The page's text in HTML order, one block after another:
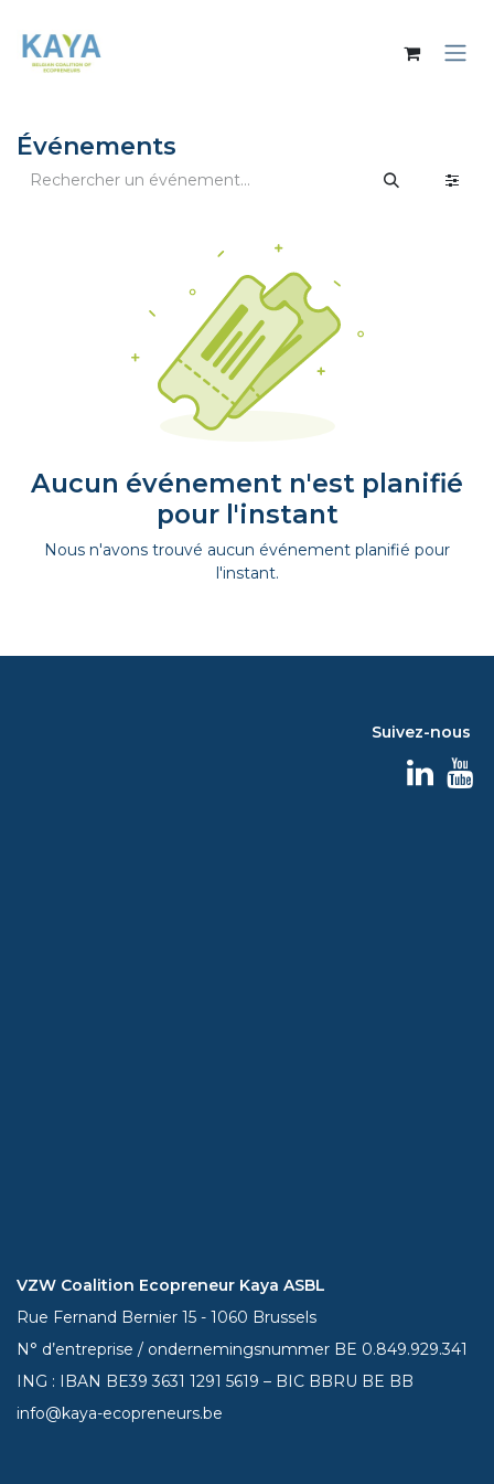
Événements
Aucun événement n'est planifié
pour l'instant
Nous n'avons trouvé aucun événement planifié pour
l'instant.
Suivez-nous
VZW Coalition Ecopreneur Kaya ASBL
Rue Fernand Bernier 15 - 1060 Brussels
N° d’entreprise / ondernemingsnummer BE 0.849.929.341
ING : IBAN BE393631 1291 5619 – BIC BBRU BE BB
info@kaya-ecopreneurs.be